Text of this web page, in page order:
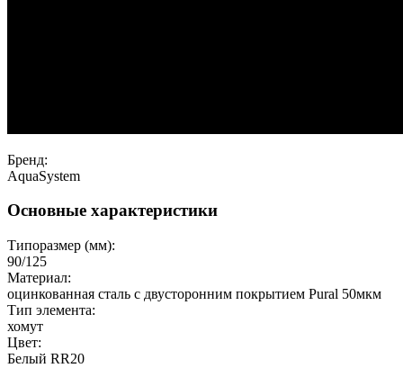
Бренд:
AquaSystem
Основные характеристики
Типоразмер (мм):
90/125
Материал:
оцинкованная сталь с двусторонним покрытием Pural 50мкм
Тип элемента:
хомут
Цвет:
Белый RR20